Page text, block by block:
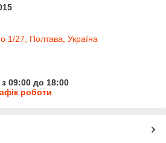
1/27, Полтава, Україна
09:00 до 18:00
роботи